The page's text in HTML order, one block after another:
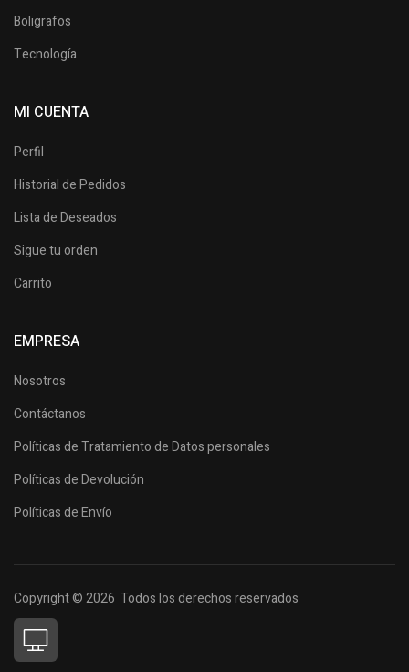
Boligrafos
Tecnología
MI CUENTA
Perfil
Historial de Pedidos
Lista de Deseados
Sigue tu orden
Carrito
EMPRESA
Nosotros
Contáctanos
Políticas de Tratamiento de Datos personales
Políticas de Devolución
Políticas de Envío
Copyright © 2026 Todos los derechos reservados